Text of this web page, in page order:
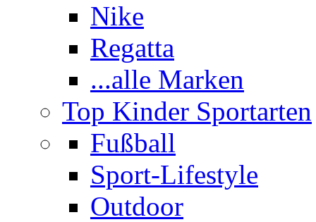
Nike
Regatta
...alle Marken
Top Kinder Sportarten
Fußball
Sport-Lifestyle
Outdoor